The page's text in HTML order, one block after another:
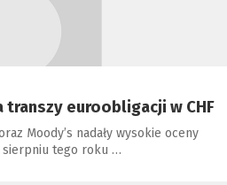
transzy euroobligacji w CHF
Moody’s nadały wysokie oceny
sierpniu tego roku …